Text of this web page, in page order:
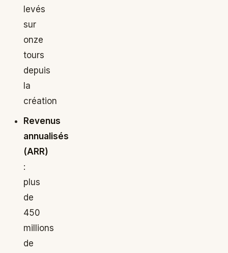
levés
sur
onze
tours
depuis
la
création
Revenus
annualisés
(ARR)
:
plus
de
450
millions
de